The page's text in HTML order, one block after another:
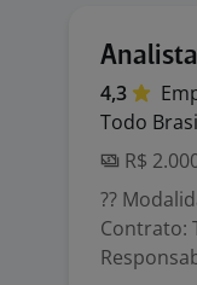
4,3
Todo
R$
??
Contrato: